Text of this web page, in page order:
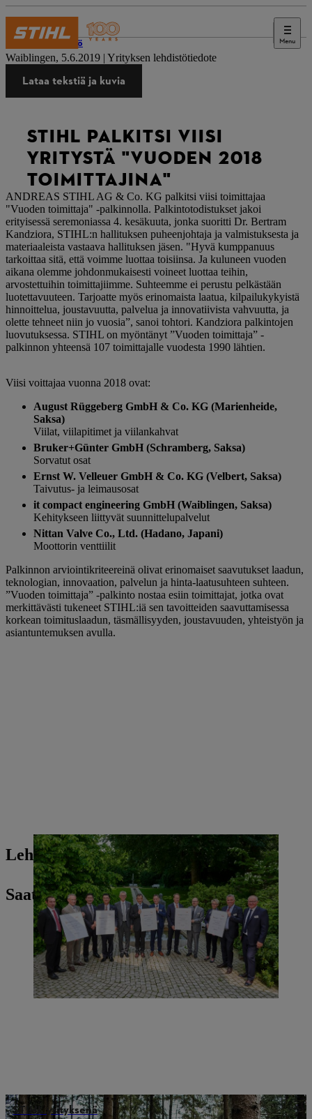
Menu
Lehdistö
Waiblingen, 5.6.2019 | Yrityksen lehdistötiedote
Lataa tekstiä ja kuvia
STIHL PALKITSI VIISI
YRITYSTÄ "VUODEN 2018
TOIMITTAJINA"
ANDREAS STIHL AG & Co. KG palkitsi viisi toimittajaa
"Vuoden toimittaja" -palkinnolla. Palkintotodistukset jakoi
erityisessä seremoniassa 4. kesäkuuta, jonka suoritti Dr. Bertram
Kandziora, STIHL:n hallituksen puheenjohtaja ja valmistuksesta ja
materiaaleista vastaava hallituksen jäsen. "Hyvä kumppanuus
tarkoittaa sitä, että voimme luottaa toisiinsa. Ja kuluneen vuoden
aikana olemme johdonmukaisesti voineet luottaa teihin,
arvostettuihin toimittajiimme. Suhteemme ei perustu pelkästään
luotettavuuteen. Tarjoatte myös erinomaista laatua, kilpailukykyistä
hinnoittelua, joustavuutta, palvelua ja innovatiivista vahvuutta, ja
olette tehneet niin jo vuosia”, sanoi tohtori. Kandziora palkintojen
luovutuksessa. STIHL on myöntänyt ”Vuoden toimittaja” -
palkinnon yhteensä 107 toimittajalle vuodesta 1990 lähtien.
Viisi voittajaa vuonna 2018 ovat:
August Rüggeberg GmbH & Co. KG (Marienheide,
Saksa)
Viilat, viilapitimet ja viilankahvat
Bruker+Günter GmbH (Schramberg, Saksa)
Sorvatut osat
Ernst W. Velleuer GmbH & Co. KG (Velbert, Saksa)
Taivutus- ja leimausosat
it compact engineering GmbH (Waiblingen, Saksa)
Kehitykseen liittyvät suunnittelupalvelut
Nittan Valve Co., Ltd. (Hadano, Japani)
Moottorin venttiilit
Palkinnon arviointikriteereinä olivat erinomaiset saavutukset laadun,
teknologian, innovaation, palvelun ja hinta-laatusuhteen suhteen.
”Vuoden toimittaja” -palkinto nostaa esiin toimittajat, jotka ovat
merkittävästi tukeneet STIHL:iä sen tavoitteiden saavuttamisessa
korkean toimituslaadun, täsmällisyyden, joustavuuden, yhteistyön ja
asiantuntemuksen avulla.
Lehdistöyhteyshenkilösi
Saatat olla kiinnostunut myös
STIHL yrityksenä